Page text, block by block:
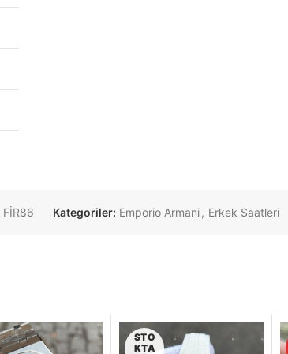
FİR86 Kategoriler: Emporio Armani, Erkek Saatleri
STO
KTA